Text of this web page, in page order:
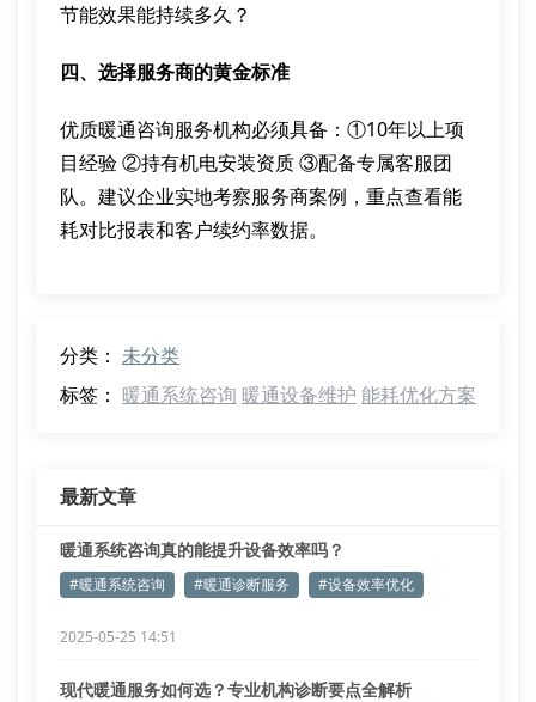
节能效果能持续多久？
四、选择服务商的黄金标准
优质暖通咨询服务机构必须具备：①10年以上项
目经验 ②持有机电安装资质 ③配备专属客服团
队。建议企业实地考察服务商案例，重点查看能
耗对比报表和客户续约率数据。
分类： 未分类
标签： 暖通系统咨询 暖通设备维护 能耗优化方案
最新文章
暖通系统咨询真的能提升设备效率吗？
#暖通系统咨询 #暖通诊断服务 #设备效率优化
2025-05-25 14:51
现代暖通服务如何选？专业机构诊断要点全解析